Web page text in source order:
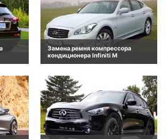
Замена ремня компрессора
кондиционера Infiniti M